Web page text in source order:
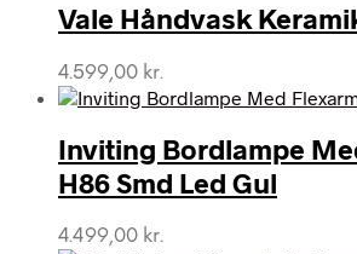
Vale Håndvask
4.599,00 kr.
Inviting Bordlampe
H86 Smd Led Gul
4.499,00 kr.